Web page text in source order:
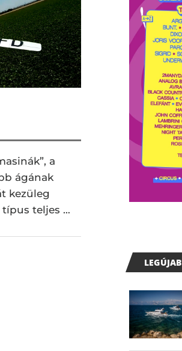
a
ágának
kezüleg
típus teljes …